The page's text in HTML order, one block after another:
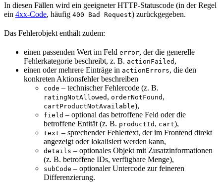
In diesen Fällen wird ein geeigneter HTTP-Statuscode (in der Regel
ein 4xx-Code, häufig 400 Bad Request) zurückgegeben.
Das Fehlerobjekt enthält zudem:
einen passenden Wert im Feld error, der die generelle
Fehlerkategorie beschreibt, z. B. actionFailed ,
einen oder mehrere Einträge in actionErrors, die den
konkreten Aktionsfehler beschreiben
code – technischer Fehlercode (z. B.
ratingNotAllowed , orderNotFound ,
cartProductNotAvailable),
field – optional das betroffene Feld oder die
betroffene Entität (z. B. productId , cart),
text – sprechender Fehlertext, der im Frontend direkt
angezeigt oder lokalisiert werden kann,
details – optionales Objekt mit Zusatzinformationen
(z. B. betroffene IDs, verfügbare Menge),
subCode – optionaler Untercode zur feineren
Differenzierung.